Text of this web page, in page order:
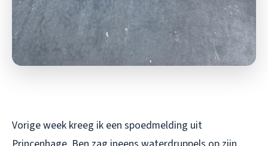
Vorige week kreeg ik een spoedmelding uit